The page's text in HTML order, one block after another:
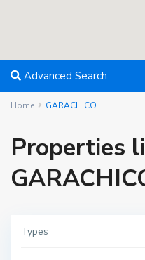
Advanced Search
Home GARACHICO
Properties
Types